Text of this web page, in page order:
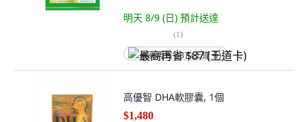
明天 8/9 (日) 預計送達
(1)
最高再省 $87 (王道卡)
高優智 DHA軟膠囊, 1個
$1,480